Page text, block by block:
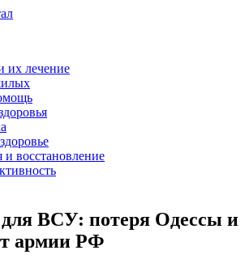
их лечение
и восстановление
ВСУ: потеря Одессы и
армии РФ